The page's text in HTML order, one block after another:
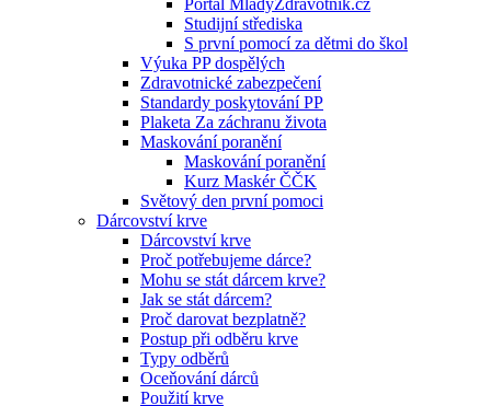
Portál MladyZdravotnik.cz
Studijní střediska
S první pomocí za dětmi do škol
Výuka PP dospělých
Zdravotnické zabezpečení
Standardy poskytování PP
Plaketa Za záchranu života
Maskování poranění
Maskování poranění
Kurz Maskér ČČK
Světový den první pomoci
Dárcovství krve
Dárcovství krve
Proč potřebujeme dárce?
Mohu se stát dárcem krve?
Jak se stát dárcem?
Proč darovat bezplatně?
Postup při odběru krve
Typy odběrů
Oceňování dárců
Použití krve